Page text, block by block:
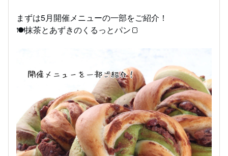
まずは5月開催メニューの一部をご紹介！
🍽️抹茶とあずきのくるっとパン🍞